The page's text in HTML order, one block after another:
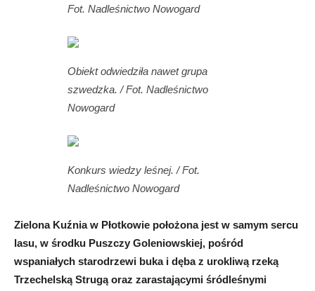
Fot. Nadleśnictwo Nowogard
Obiekt odwiedziła nawet grupa
szwedzka. / Fot. Nadleśnictwo
Nowogard
Konkurs wiedzy leśnej. / Fot.
Nadleśnictwo Nowogard
Zielona Kuźnia w Płotkowie położona jest w samym sercu
lasu, w środku Puszczy Goleniowskiej, pośród
wspaniałych starodrzewi buka i dęba z urokliwą rzeką
Trzechelską Strugą oraz zarastającymi śródleśnymi